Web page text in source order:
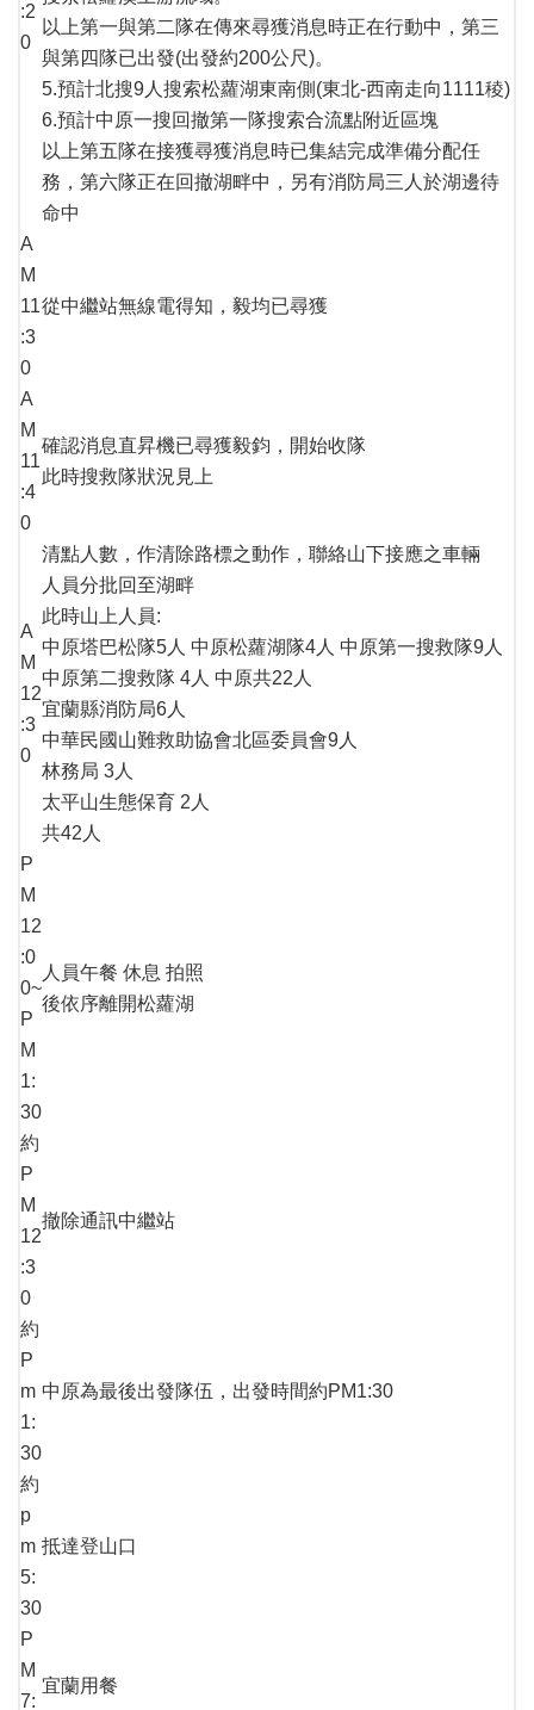
:2
0
以上第一與第二隊在傳來尋獲消息時正在行動中，第三
與第四隊已出發(出發約200公尺)。
5.預計北搜9人搜索松蘿湖東南側(東北-西南走向1111稜)
6.預計中原一搜回撤第一隊搜索合流點附近區塊
以上第五隊在接獲尋獲消息時已集結完成準備分配任
務，第六隊正在回撤湖畔中，另有消防局三人於湖邊待
命中
A
M
11
:3
0
從中繼站無線電得知，毅均已尋獲
A
M
11
:4
0
確認消息直昇機已尋獲毅鈞，開始收隊
此時搜救隊狀況見上
A
M
12
:3
0
清點人數，作清除路標之動作，聯絡山下接應之車輛
人員分批回至湖畔
此時山上人員:
中原塔巴松隊5人 中原松蘿湖隊4人 中原第一搜救隊9人
中原第二搜救隊 4人 中原共22人
宜蘭縣消防局6人
中華民國山難救助協會北區委員會9人
林務局 3人
太平山生態保育 2人
共42人
P
M
12
:0
0~
P
M
1:
30
人員午餐 休息 拍照
後依序離開松蘿湖
約
P
M
12
:3
0
撤除通訊中繼站
約
P
m
1:
30
中原為最後出發隊伍，出發時間約PM1:30
約
p
m
5:
30
抵達登山口
P
M
7:
宜蘭用餐